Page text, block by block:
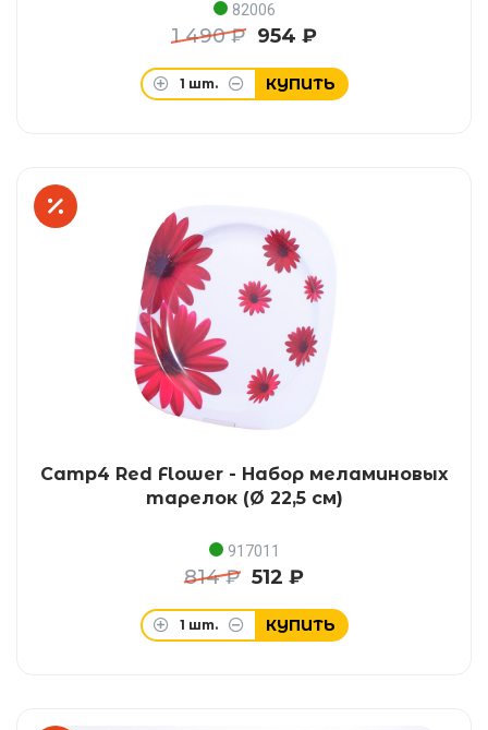
82006
1 490 ₽ 954 ₽
1 шт. КУПИТЬ
Camp4 Red Flower - Набор меламиновых
тарелок (Ø 22,5 см)
917011
814 ₽ 512 ₽
1 шт. КУПИТЬ